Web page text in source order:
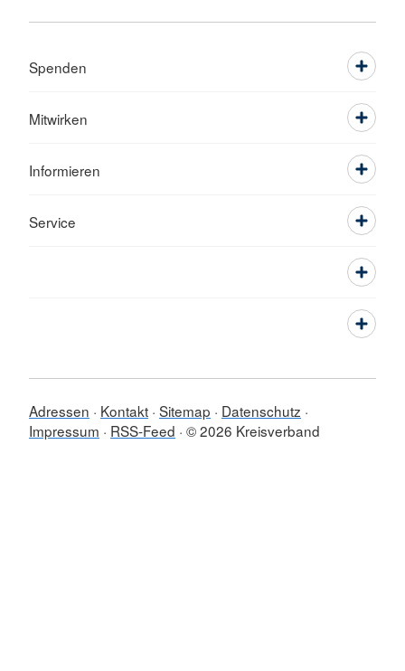
Spenden
Mitwirken
Informieren
Service
Adressen Kontakt Sitemap
Datenschutz
Impressum
RSS-Feed © 2026 Kreisverband